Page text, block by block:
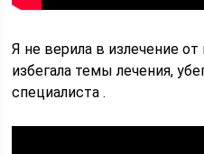
Я не верила в излечение
избегала темы лечения,
специалиста .